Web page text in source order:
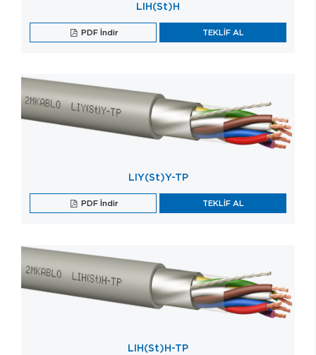
LIH(St)H
PDF İndir TEKLİF AL
LIY(St)Y-TP
PDF İndir TEKLİF AL
LIH(St)H-TP